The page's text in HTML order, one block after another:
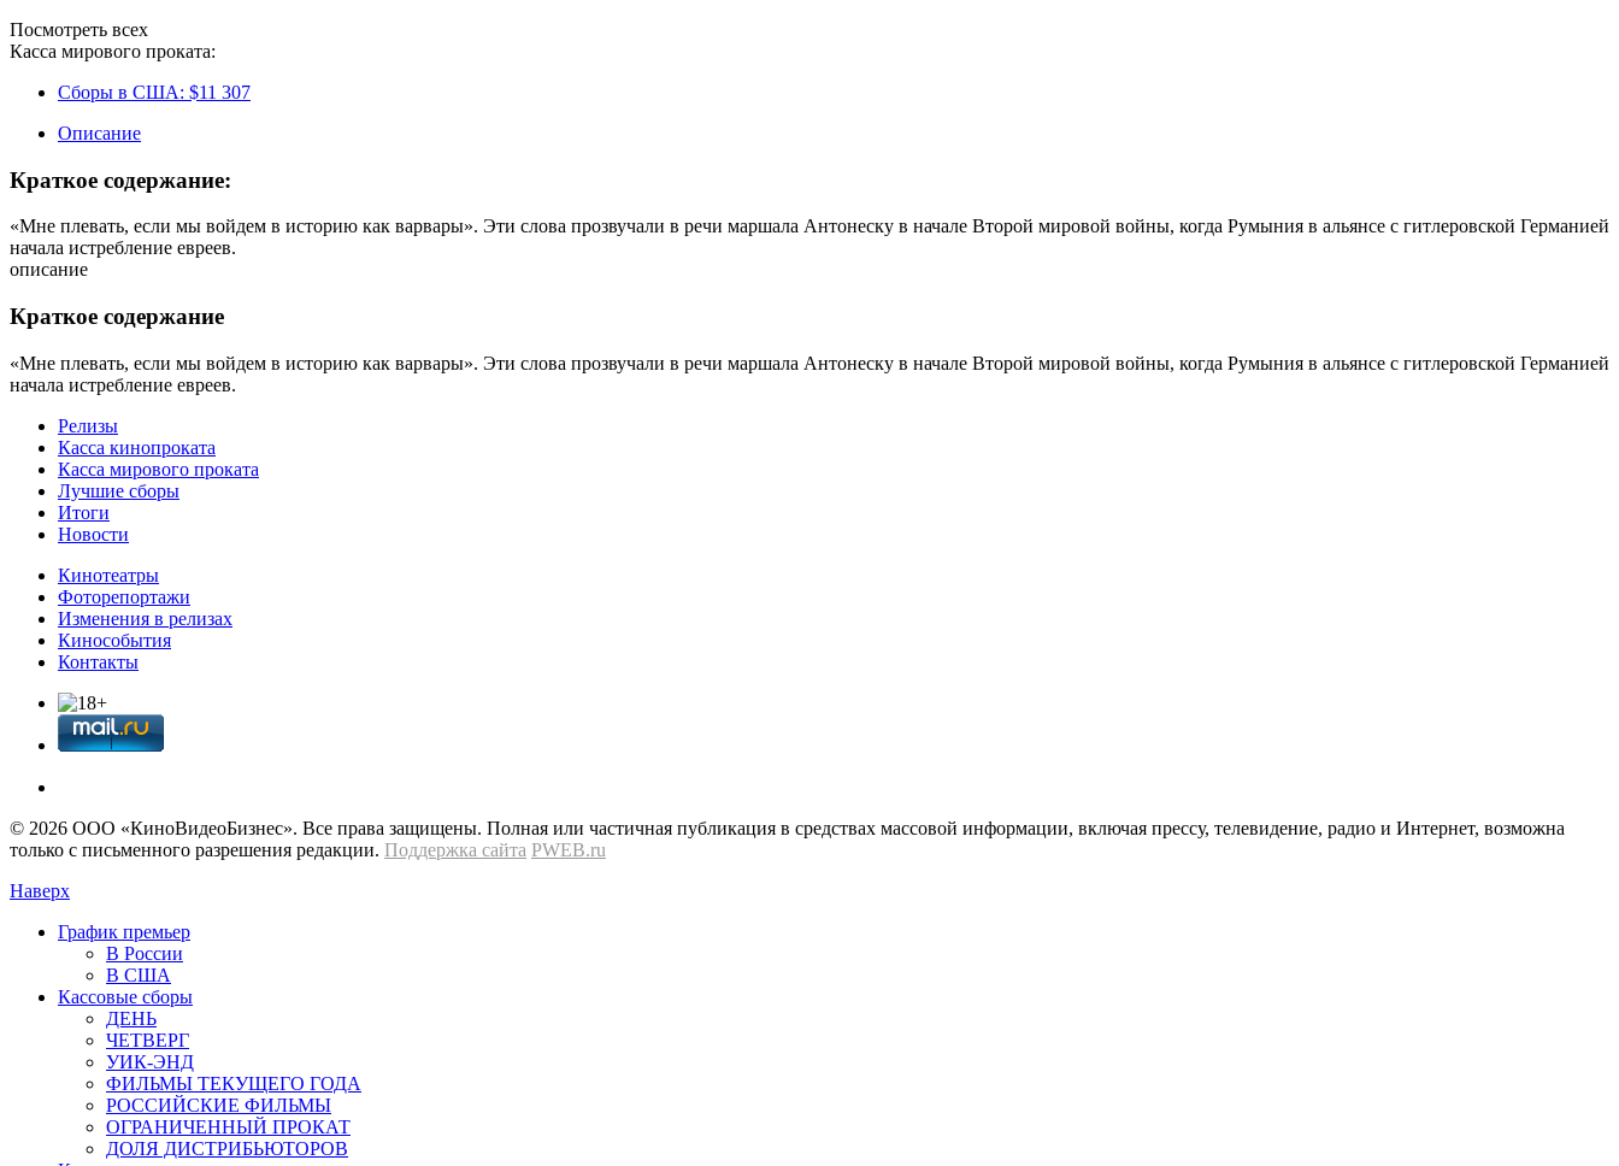
Посмотреть всех
Касса мирового проката:
Сборы в США: $11 307
Описание
Краткое содержание:
«Мне плевать, если мы войдем в историю как варвары». Эти слова прозвучали в речи маршала Антонеску в начале Второй мировой войны, когда Румыния в альянсе с гитлеровской Германией
начала истребление евреев.
описание
Краткое содержание
«Мне плевать, если мы войдем в историю как варвары». Эти слова прозвучали в речи маршала Антонеску в начале Второй мировой войны, когда Румыния в альянсе с гитлеровской Германией
начала истребление евреев.
Релизы
Касса кинопроката
Касса мирового проката
Лучшие сборы
Итоги
Новости
Кинотеатры
Фоторепортажи
Изменения в релизах
Кинособытия
Контакты
© 2026 OOО «КиноВидеоБизнес». Все права защищены. Полная или частичная публикация в средствах массовой информации, включая прессу, телевидение, радио и Интернет, возможна
только с письменного разрешения редакции. Поддержка сайта PWEB.ru
Наверх
График премьер
В России
В США
Кассовые сборы
ДЕНЬ
ЧЕТВЕРГ
УИК-ЭНД
ФИЛЬМЫ ТЕКУЩЕГО ГОДА
РОССИЙСКИЕ ФИЛЬМЫ
ОГРАНИЧЕННЫЙ ПРОКАТ
ДОЛЯ ДИСТРИБЬЮТОРОВ